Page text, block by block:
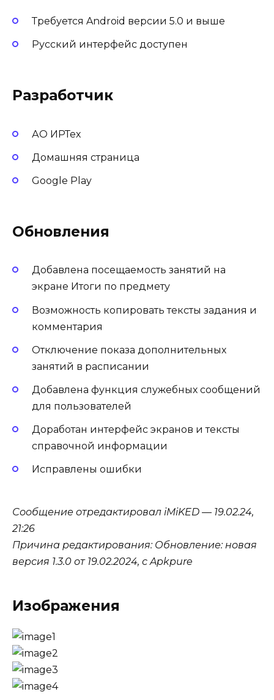
Требуется Android версии 5.0 и выше
Русский интерфейс доступен
Разработчик
АО ИРТех
Домашняя страница
Google Play
Обновления
Добавлена посещаемость занятий на
экране Итоги по предмету
Возможность копировать тексты задания и
комментария
Отключение показа дополнительных
занятий в расписании
Добавлена функция служебных сообщений
для пользователей
Доработан интерфейс экранов и тексты
справочной информации
Исправлены ошибки
Сообщение отредактировал iMiKED — 19.02.24,
21:26
Причина редактирования: Обновление: новая
версия 1.3.0 от 19.02.2024, с Apkpure
Изображения